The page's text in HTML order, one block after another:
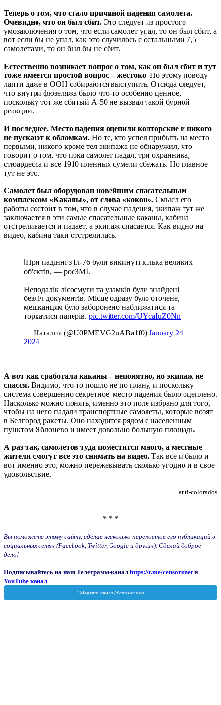
Теперь о том, что стало причиной падения самолета.
Очевидно, что он был сбит. Это следует из простого
умозаключения о том, что если самолет упал, то он был сбит, а
вот если бы не упал, как это случилось с остальными 7,5
самолетами, то он был бы не сбит.
Естественно возникает вопрос о том, как он был сбит и тут
тоже имеется простой вопрос – жестоко. По этому поводу
лапти даже в ООН собираются выступить. Отсюда следует,
что внутри фюзеляжа было что-то особенно ценное,
поскольку тот же сбитый А-50 не вызвал такой бурной
реакции.
И последнее. Место падения оцепили конторские и никого
не пускают к обломкам. Но те, кто успел прибыть на место
первыми, никого кроме тел экипажа не обнаружил, что
говорит о том, что пока самолет падал, три охранника,
стюардесса и все 1910 пленных сумели сбежать. Но главное
тут не это.
Самолет был оборудован новейшим спасательным
комплексом «Каканы», от слова «кокон». Смысл его
работы состоит в том, что в случае падения, экипаж тут же
заключается в эти самые спасательные каканы, кабина
отстреливается и падает, а экипаж спасается. Как видно на
видео, кабина таки отстрелилась.
ℹ️При падінні з Іл-76 були викинуті кілька великих
об'єктів, — росЗМІ.
Неподалік лісосмуги та уламків були знайдені
безліч документів. Місце одразу було оточене,
мешканцям було заборонено наближатися та
торкатися паперів. pic.twitter.com/UYcaIuZ0Nn
— Наталия (@U0PMEVG2uABa1f0) January 24,
2024
А вот как сработали каканы – непонятно, но экипаж не
спасся. Видимо, что-то пошло не по плану, и поскольку
система совершенно секретное, место падения было оцеплено.
Насколько можно понять, именно это поле избрано для того,
чтобы на него падали транспортные самолеты, которые возят
в Белгород ракеты. Оно находится рядом с населенным
пунктом Яблонево и имеет довольно большую площадь.
А раз так, самолетов туда поместится много, а местные
жители смогут все это снимать на видео. Так все и было и
вот именно это, можно пережевывать сколько угодно и в свое
удовольствие.
anti-colorados
* * *
Вы поможете этому сайту, сделав несколько перепостов его публикаций в
социальных сетях (Facebook, Twitter, Google и других). Сделай доброе
дело!
Подписывайтесь на наш Телеграмм-канал https://t.me/censorunet и
YouTube канал